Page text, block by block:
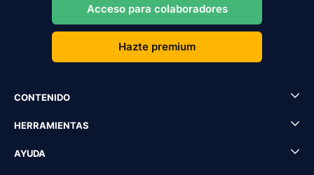
Acceso para colaboradores
Hazte premium
CONTENIDO
HERRAMIENTAS
AYUDA